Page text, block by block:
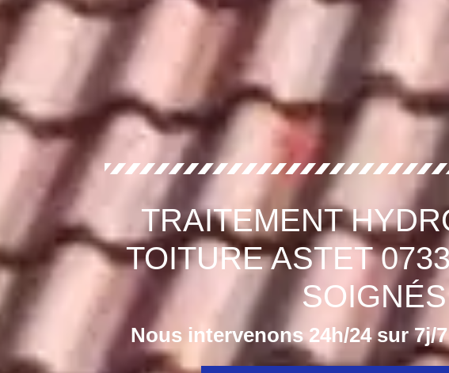
TRAITEMENT
TOITURE ASTET
SOIGNÉS
Nous intervenons 24h/24 sur 7j/